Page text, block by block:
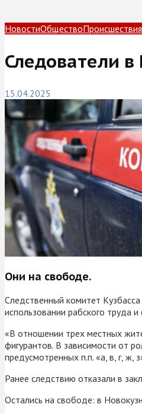
НовостиОбществоПроисшествия
Следователи в
15.04.2025
Они на свободе.
Следственный комитет
использовании рабского труда
«В отношении трех местных
фигурантов. В зависимости от
предусмотренных п.п. «а, в, г,
Ранее следствию отказали в
Остались на свободе: в